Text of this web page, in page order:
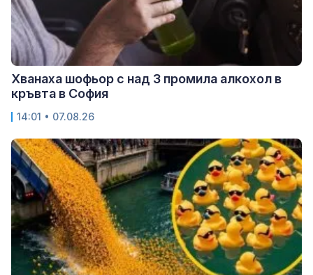
Хванаха шофьор с над 3 промила алкохол в
кръвта в София
14:01 • 07.08.26